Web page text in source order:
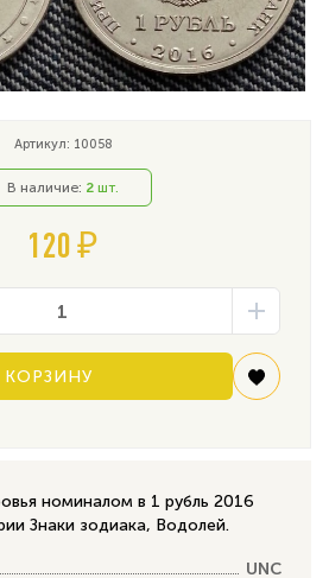
Артикул: 10058
В наличие: 2 шт.
120 ₽
КОРЗИНУ
номиналом в 1 рубль 2016
Знаки зодиака, Водолей.
UNC